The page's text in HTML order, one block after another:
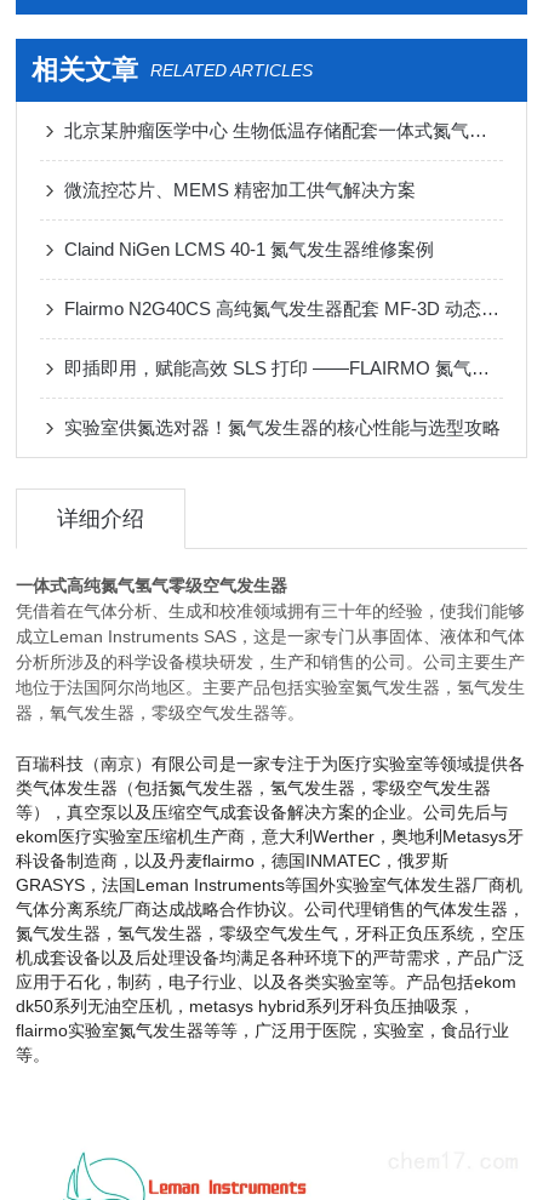
相关文章 RELATED ARTICLES
北京某肿瘤医学中心 生物低温存储配套一体式氮气发生器
微流控芯片、MEMS 精密加工供气解决方案
Claind NiGen LCMS 40-1 氮气发生器维修案例
Flairmo N2G40CS 高纯氮气发生器配套 MF-3D 动态配气装置应用案例
即插即用，赋能高效 SLS 打印 ——FLAIRMO 氮气发生器应用成功案例
实验室供氮选对器！氮气发生器的核心性能与选型攻略
详细介绍
一体式高纯氮气氢气零级空气发生器
凭借着在气体分析、生成和校准领域拥有三十年的经验，使我们能够
成立Leman Instruments SAS，这是一家专门从事固体、液体和气体
分析所涉及的科学设备模块研发，生产和销售的公司。公司主要生产
地位于法国阿尔尚地区。主要产品包括实验室氮气发生器，氢气发生
器，氧气发生器，零级空气发生器等。
百瑞科技（南京）有限公司是一家专注于为医疗实验室等领域提供各
类气体发生器（包括氮气发生器，氢气发生器，零级空气发生器
等），真空泵以及压缩空气成套设备解决方案的企业。公司先后与
ekom医疗实验室压缩机生产商，意大利Werther，奥地利Metasys牙
科设备制造商，以及丹麦flairmo，德国INMATEC，俄罗斯
GRASYS，法国Leman Instruments等国外实验室气体发生器厂商机
气体分离系统厂商达成战略合作协议。公司代理销售的气体发生器，
氮气发生器，氢气发生器，零级空气发生气，牙科正负压系统，空压
机成套设备以及后处理设备均满足各种环境下的严苛需求，产品广泛
应用于石化，制药，电子行业、以及各类实验室等。产品包括ekom
dk50系列无油空压机，metasys hybrid系列牙科负压抽吸泵，
flairmo实验室氮气发生器等等，广泛用于医院，实验室，食品行业
等。